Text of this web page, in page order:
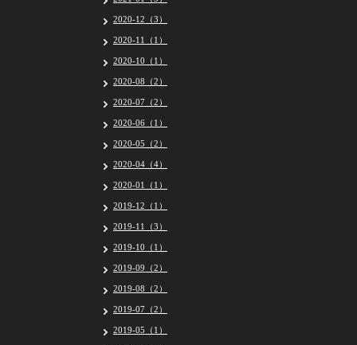
2020-12（3）
2020-11（1）
2020-10（1）
2020-08（2）
2020-07（2）
2020-06（1）
2020-05（2）
2020-04（4）
2020-01（1）
2019-12（1）
2019-11（3）
2019-10（1）
2019-09（2）
2019-08（2）
2019-07（2）
2019-05（1）